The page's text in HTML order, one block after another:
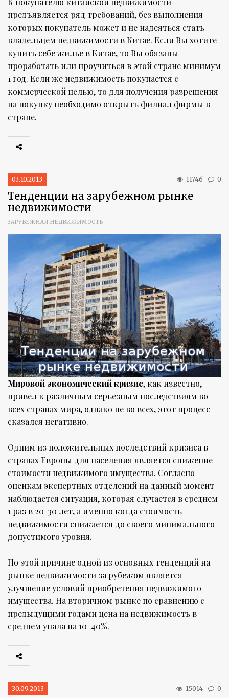
предъявляется ряд требований, без выполнения
которых покупатель может и не надеяться стать
владельцем недвижимости в Китае. Если Вы хотите
купить себе жилье в Китае, то Вы обязаны
проработать или проучиться в этой стране минимум
1 год. Если же недвижимость покупается с
коммерческой целью, то для получения разрешения
на покупку необходимо открыть филиал фирмы в
стране.
03.10.2013 11746 0
Тенденции на зарубежном рынке
недвижимости
ЗАРУБЕЖНАЯ НЕДВИЖИМОСТЬ
Мировой экономический кризис, как известно,
привел к различным серьезным последствиям во
всех странах мира, однако не во всех, этот процесс
сказался негативно.
Одним из положительных последствий кризиса в
странах Европы для населения является снижение
стоимости недвижимого имущества. Согласно
оценкам экспертных отделений на данный момент
наблюдается ситуация, которая случается в среднем
1 раз в 20-30 лет, а именно когда стоимость
недвижимости снижается до своего минимального
допустимого уровня.
По этой причине одной из основных тенденций на
рынке недвижимости за рубежом является
улучшение условий приобретения недвижимого
имущества. На вторичном рынке по сравнению с
предыдущими годами цена на недвижимость в
среднем упала на 10-40%.
30.09.2013 15014 0